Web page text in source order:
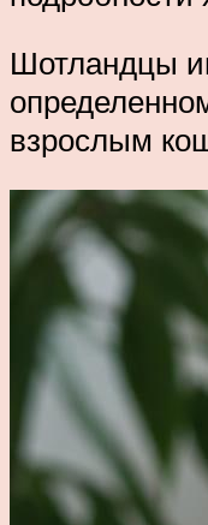
Шотландцы
взрослым